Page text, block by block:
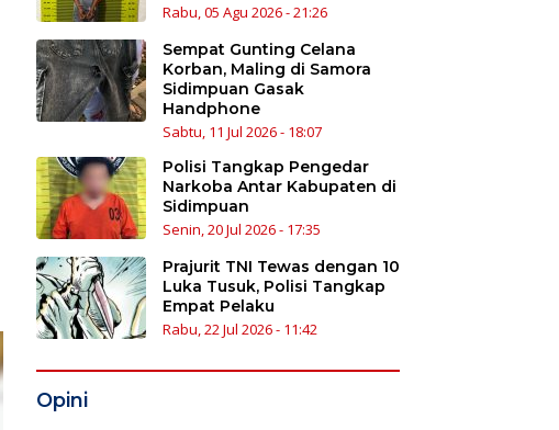
Rabu, 05 Agu 2026 - 21:26
Sempat Gunting Celana
Korban, Maling di Samora
Sidimpuan Gasak
Handphone
Sabtu, 11 Jul 2026 - 18:07
Polisi Tangkap Pengedar
Narkoba Antar Kabupaten di
Sidimpuan
Senin, 20 Jul 2026 - 17:35
Prajurit TNI Tewas dengan 10
Luka Tusuk, Polisi Tangkap
Empat Pelaku
Rabu, 22 Jul 2026 - 11:42
Opini